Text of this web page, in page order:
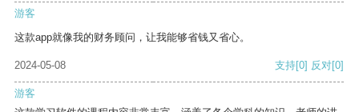
游客
这款app就像我的财务顾问，让我能够省钱又省心。
2024-05-08 支持[0] 反对[0]
游客